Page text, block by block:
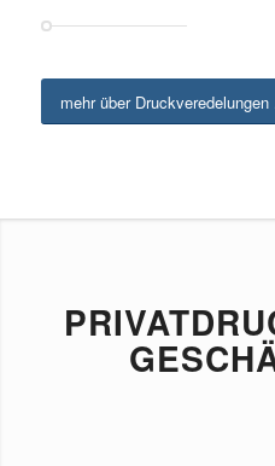
mehr über Druckveredelungen